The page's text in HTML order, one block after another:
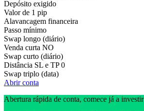
Depósito exigido
Valor de 1 pip
Alavancagem financeira
Passo mínimo
Swap longo (diário)
Venda curta NO
Swap curto (diário)
Distância SL e TP 0
Swap triplo (data)
Abrir conta
Abertura rápida de conta, comece já a investir